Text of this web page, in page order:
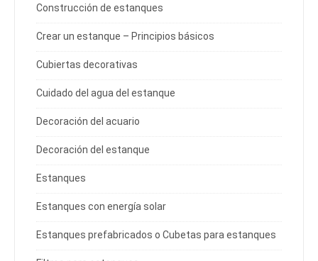
Construcción de estanques
Crear un estanque – Principios básicos
Cubiertas decorativas
Cuidado del agua del estanque
Decoración del acuario
Decoración del estanque
Estanques
Estanques con energía solar
Estanques prefabricados o Cubetas para estanques